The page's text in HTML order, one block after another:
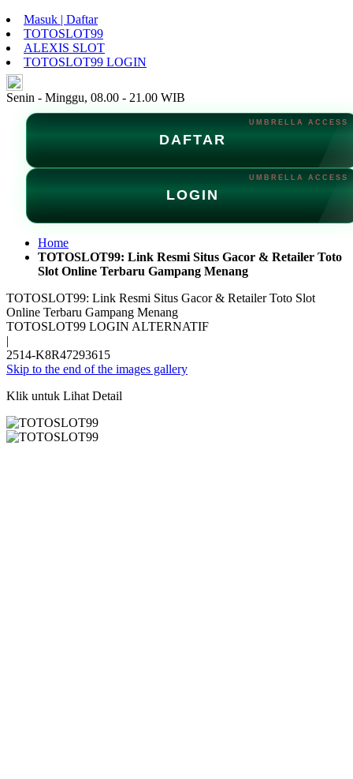
Masuk | Daftar
TOTOSLOT99
ALEXIS SLOT
TOTOSLOT99 LOGIN
Senin - Minggu, 08.00 - 21.00 WIB
DAFTAR
LOGIN
Home
TOTOSLOT99: Link Resmi Situs Gacor & Retailer Toto
Slot Online Terbaru Gampang Menang
TOTOSLOT99: Link Resmi Situs Gacor & Retailer Toto Slot
Online Terbaru Gampang Menang
TOTOSLOT99 LOGIN ALTERNATIF
|
2514-K8R47293615
Skip to the end of the images gallery
Klik untuk Lihat Detail